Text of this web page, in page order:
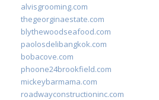
alvisgrooming.com
thegeorginaestate.com
blythewoodseafood.com
paolosdelibangkok.com
bobacove.com
phoone24brookfield.com
mickeybarmama.com
roadwayconstructioninc.com